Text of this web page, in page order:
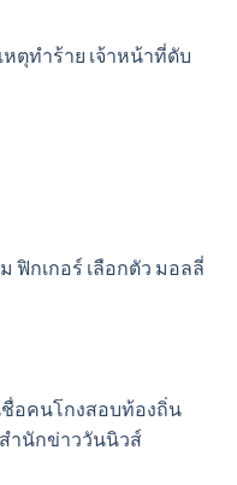
หตุทำร้าย เจ้าหน้าที่ดับ
ฟิกเกอร์ เลือกตัว มอลลี่
อคนโกงสอบท้องถิ่น
สำนักข่าววันนิวส์